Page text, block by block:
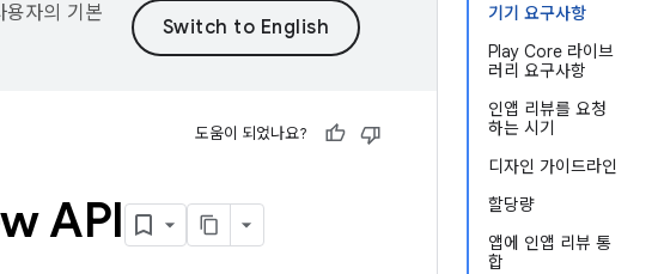
기기 요구사항
Play Core 라이브
러리 요구사항
인앱 리뷰를 요청
하는 시기
디자인 가이드라인
할당량
앱에 인앱 리뷰 통
합
자의 기본
도움이 되었나요?
API